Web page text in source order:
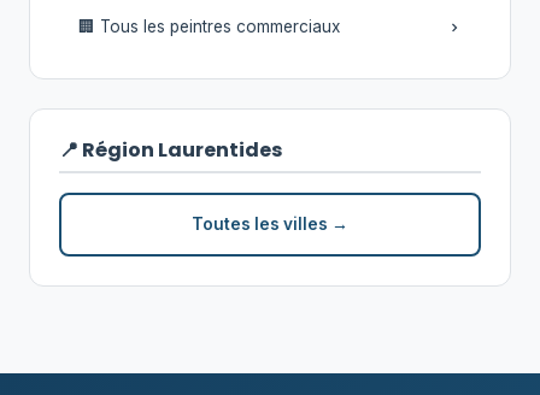
🏢 Tous les peintres commerciaux
📍 Région Laurentides
Toutes les villes →